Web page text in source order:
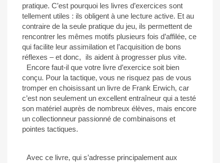
pratique. C’est pourquoi les livres d’exercices sont
tellement utiles : ils obligent à une lecture active. Et au
contraire de la seule pratique du jeu, ils permettent de
rencontrer les mêmes motifs plusieurs fois d’affilée, ce
qui facilite leur assimilation et l’acquisition de bons
réflexes – et donc, ils aident à progresser plus vite.
Encore faut-il que votre livre d’exercice soit bien
conçu. Pour la tactique, vous ne risquez pas de vous
tromper en choisissant un livre de Frank Erwich, car
c’est non seulement un excellent entraîneur qui a testé
son matériel auprès de nombreux élèves, mais encore
un collectionneur passionné de combinaisons et
pointes tactiques.
Avec ce livre, qui s’adresse principalement aux